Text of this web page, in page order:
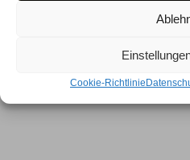
Cookie-Richtlinie
und 15:00 – 17:00 Uhr